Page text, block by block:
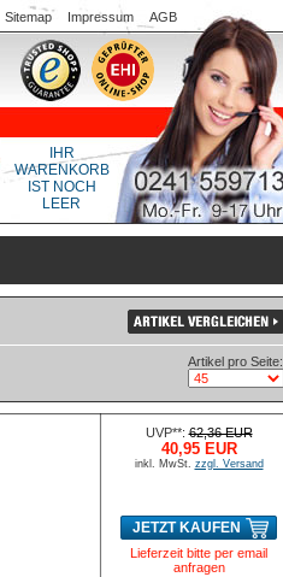
Sitemap Impressum AGB
IHR
WARENKORB
IST NOCH
LEER
Artikel pro Seite:
UVP**:62,36 EUR
40,95 EUR
inkl. MwSt. zzgl. Versand
JETZT KAUFEN
Lieferzeit bitte per email
anfragen